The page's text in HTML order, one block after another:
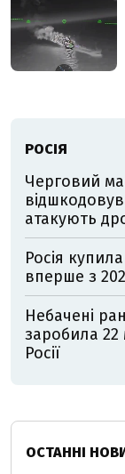
РОСІЯ
Черговий
атакують
Росія
вперше з
Небачені
заробила 22
Росії
ОСТАННІ